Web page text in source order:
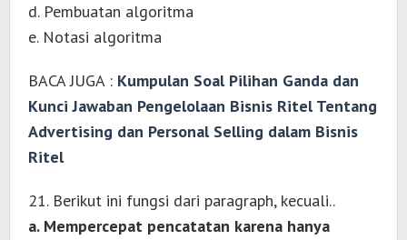
d. Pembuatan algoritma
e. Notasi algoritma
BACA JUGA : Kumpulan Soal Pilihan Ganda dan
Kunci Jawaban Pengelolaan Bisnis Ritel Tentang
Advertising dan Personal Selling dalam Bisnis
Ritel
21. Berikut ini fungsi dari paragraph, kecuali..
a. Mempercepat pencatatan karena hanya